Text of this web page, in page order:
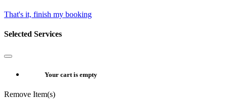
That's it, finish my booking
Selected Services
Your cart is empty
Remove Item(s)